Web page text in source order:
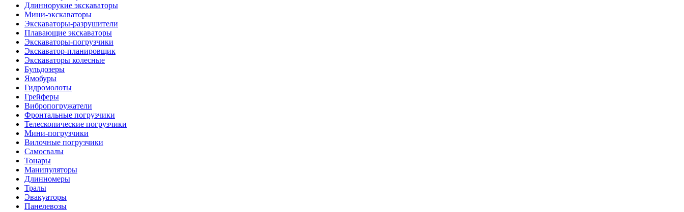
Длиннорукие экскаваторы
Мини-экскаваторы
Экскаваторы-разрушители
Плавающие экскаваторы
Экскаваторы-погрузчики
Экскаватор-планировщик
Экскаваторы колесные
Бульдозеры
Ямобуры
Гидромолоты
Грейферы
Вибро­погружатели
Фронтальные погрузчики
Телескопические погрузчики
Мини-погрузчики
Вилочные погрузчики
Самосвалы
Тонары
Манипуляторы
Длинномеры
Тралы
Эвакуаторы
Панелевозы